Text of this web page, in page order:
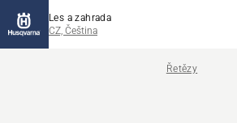
Les a zahrada
CZ, Čeština
Řetězy